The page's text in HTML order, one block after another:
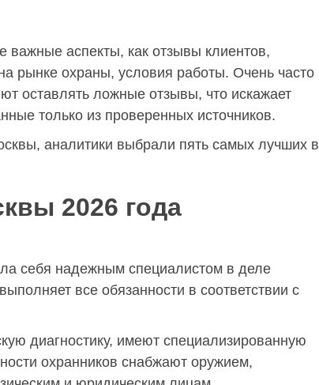
важные аспекты, как отзывы клиентов,
рынке охраны, условия работы. Очень часто
оставлять ложные отзывы, что искажает
только из проверенных источников.
аналитики выбрали пять самых лучших в
2026 года
себя надежным специалистом в деле
все обязанности в соответствии с
диагностику, имеют специализированную
охранников снабжают оружием,